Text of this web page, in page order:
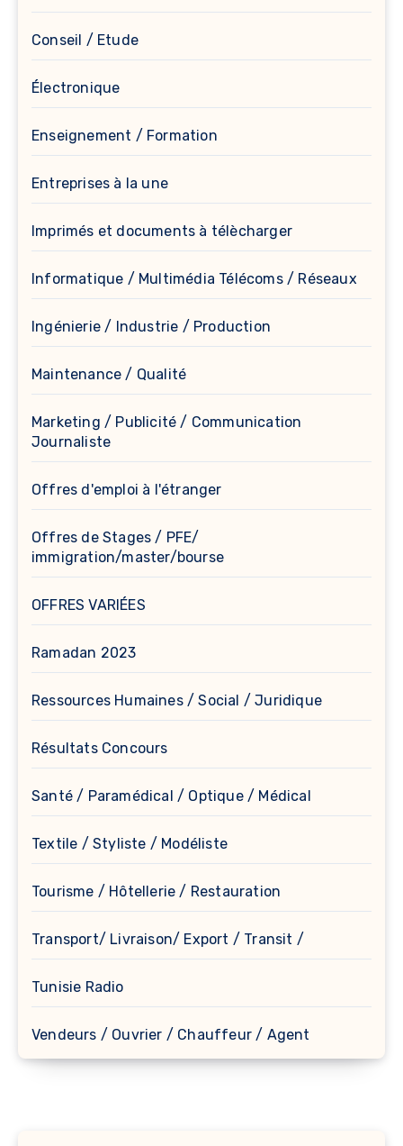
Conseil / Etude
Électronique
Enseignement / Formation
Entreprises à la une
Imprimés et documents à télècharger
Informatique / Multimédia Télécoms / Réseaux
Ingénierie / Industrie / Production
Maintenance / Qualité
Marketing / Publicité / Communication
Journaliste
Offres d'emploi à l'étranger
Offres de Stages / PFE/
immigration/master/bourse
OFFRES VARIÉES
Ramadan 2023
Ressources Humaines / Social / Juridique
Résultats Concours
Santé / Paramédical / Optique / Médical
Textile / Styliste / Modéliste
Tourisme / Hôtellerie / Restauration
Transport/ Livraison/ Export / Transit /
Tunisie Radio
Vendeurs / Ouvrier / Chauffeur / Agent